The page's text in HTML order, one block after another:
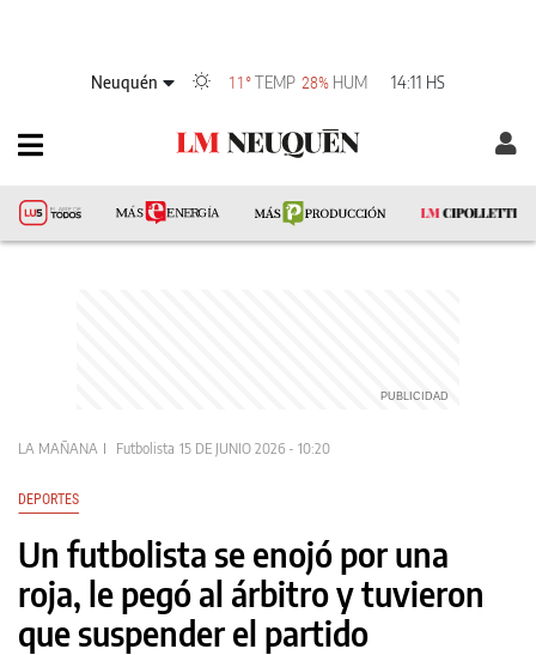
Neuquén 11°TEMP 28% HUM 14:11 HS
LA MAÑANA Futbolista 15 DE JUNIO 2026 - 10:20
DEPORTES
Un futbolista se enojó por una
roja, le pegó al árbitro y tuvieron
que suspender el partido